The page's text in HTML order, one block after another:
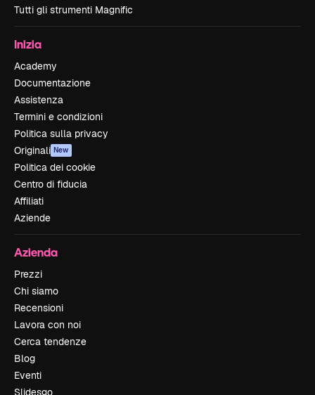
Tutti gli strumenti Magnific
Inizia
Academy
Documentazione
Assistenza
Termini e condizioni
Politica sulla privacy
Originali New
Politica dei cookie
Centro di fiducia
Affiliati
Aziende
Azienda
Prezzi
Chi siamo
Recensioni
Lavora con noi
Cerca tendenze
Blog
Eventi
Slidesgo